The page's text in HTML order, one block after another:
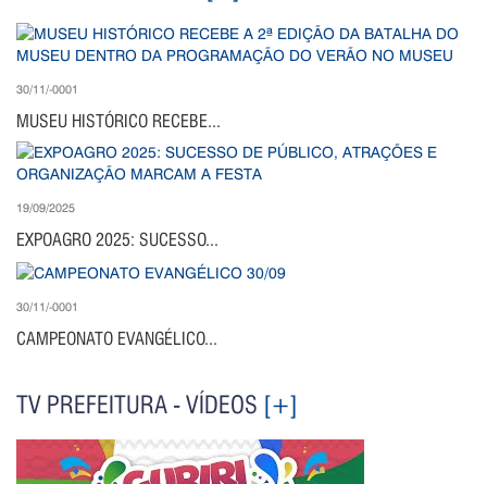
30/11/-0001
MUSEU HISTÓRICO RECEBE...
19/09/2025
EXPOAGRO 2025: SUCESSO...
30/11/-0001
CAMPEONATO EVANGÉLICO...
TV PREFEITURA - VÍDEOS [+]